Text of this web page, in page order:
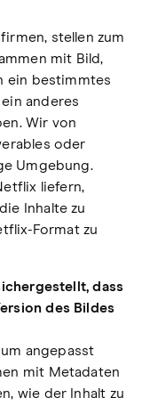
stellen zum
mit Bild,
ein bestimmtes
anderes
Wir von
oder
Umgebung.
liefern,
Inhalte zu
Format zu
dass
des Bildes
angepasst
mit Metadaten
wie der Inhalt zu